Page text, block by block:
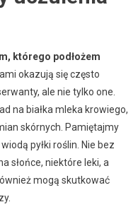
którego podłożem
okazują się często
ale nie tylko one.
na białka mleka krowiego,
skórnych. Pamiętajmy
pyłki roślin. Nie bez
słońce, niektóre leki, a
mogą skutkować